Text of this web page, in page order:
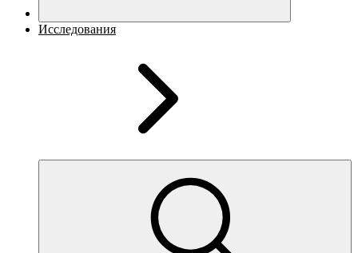
Исследования